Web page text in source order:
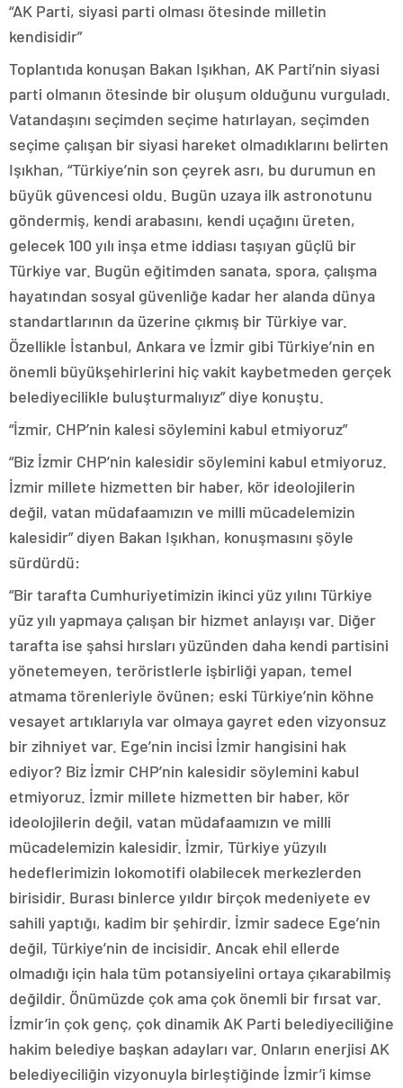
“AK Parti, siyasi parti olması ötesinde milletin
kendisidir”
Toplantıda konuşan Bakan Işıkhan, AK Parti’nin siyasi
parti olmanın ötesinde bir oluşum olduğunu vurguladı.
Vatandaşını seçimden seçime hatırlayan, seçimden
seçime çalışan bir siyasi hareket olmadıklarını belirten
Işıkhan, “Türkiye’nin son çeyrek asrı, bu durumun en
büyük güvencesi oldu. Bugün uzaya ilk astronotunu
göndermiş, kendi arabasını, kendi uçağını üreten,
gelecek 100 yılı inşa etme iddiası taşıyan güçlü bir
Türkiye var. Bugün eğitimden sanata, spora, çalışma
hayatından sosyal güvenliğe kadar her alanda dünya
standartlarının da üzerine çıkmış bir Türkiye var.
Özellikle İstanbul, Ankara ve İzmir gibi Türkiye’nin en
önemli büyükşehirlerini hiç vakit kaybetmeden gerçek
belediyecilikle buluşturmalıyız” diye konuştu.
“İzmir, CHP’nin kalesi söylemini kabul etmiyoruz”
“Biz İzmir CHP’nin kalesidir söylemini kabul etmiyoruz.
İzmir millete hizmetten bir haber, kör ideolojilerin
değil, vatan müdafaamızın ve milli mücadelemizin
kalesidir” diyen Bakan Işıkhan, konuşmasını şöyle
sürdürdü:
“Bir tarafta Cumhuriyetimizin ikinci yüz yılını Türkiye
yüz yılı yapmaya çalışan bir hizmet anlayışı var. Diğer
tarafta ise şahsi hırsları yüzünden daha kendi partisini
yönetemeyen, teröristlerle işbirliği yapan, temel
atmama törenleriyle övünen; eski Türkiye’nin köhne
vesayet artıklarıyla var olmaya gayret eden vizyonsuz
bir zihniyet var. Ege’nin incisi İzmir hangisini hak
ediyor? Biz İzmir CHP’nin kalesidir söylemini kabul
etmiyoruz. İzmir millete hizmetten bir haber, kör
ideolojilerin değil, vatan müdafaamızın ve milli
mücadelemizin kalesidir. İzmir, Türkiye yüzyılı
hedeflerimizin lokomotifi olabilecek merkezlerden
birisidir. Burası binlerce yıldır birçok medeniyete ev
sahili yaptığı, kadim bir şehirdir. İzmir sadece Ege’nin
değil, Türkiye’nin de incisidir. Ancak ehil ellerde
olmadığı için hala tüm potansiyelini ortaya çıkarabilmiş
değildir. Önümüzde çok ama çok önemli bir fırsat var.
İzmir’in çok genç, çok dinamik AK Parti belediyeciliğine
hakim belediye başkan adayları var. Onların enerjisi AK
belediyeciliğin vizyonuyla birleştiğinde İzmir’i kimse